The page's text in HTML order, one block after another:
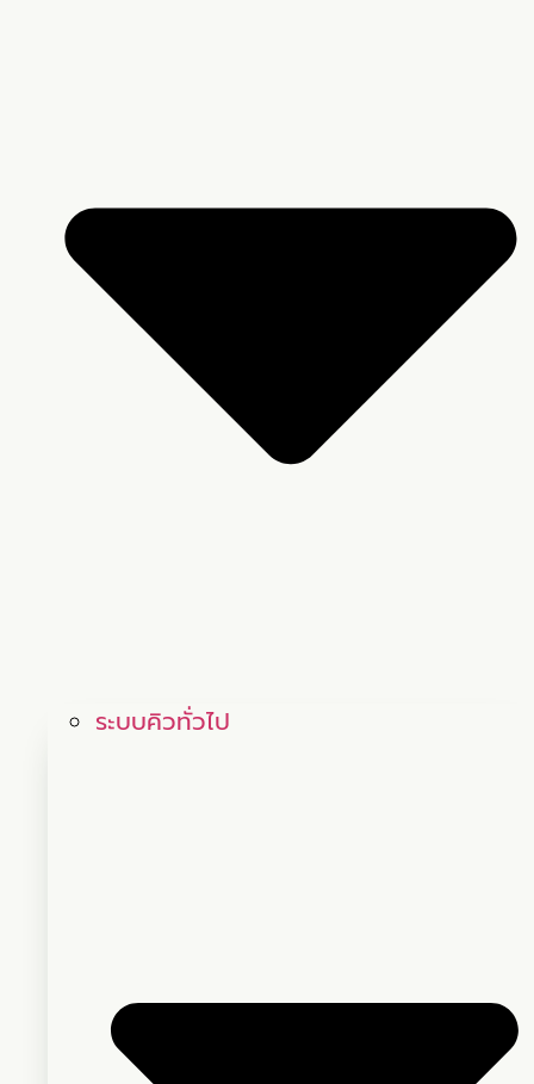
ระบบคิวทั่วไป